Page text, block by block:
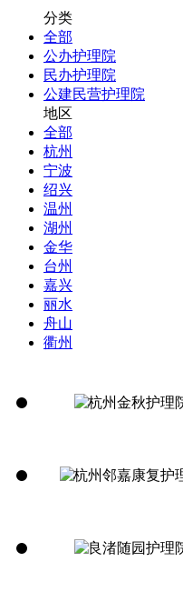
分类
全部
公办护理院
民办护理院
公建民营护理院
地区
全部
杭州
宁波
绍兴
温州
湖州
金华
台州
嘉兴
丽水
舟山
衢州